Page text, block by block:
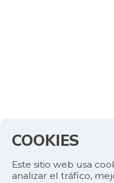
COOKIES
Este sitio web usa
analizar el tráfico,